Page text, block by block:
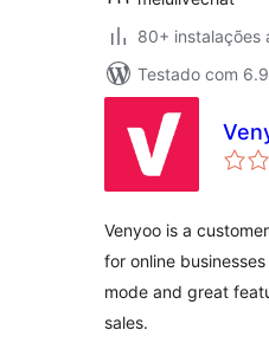
80+ instalações
Testado com
Venyoo is a
for online
mode and great
sales.